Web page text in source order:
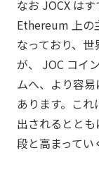
なお JOCX は
Ethereum 上の
なっており、
が、 JOC コイ
ムへ、より容
あります。こ
出されるとと
段と高まってい